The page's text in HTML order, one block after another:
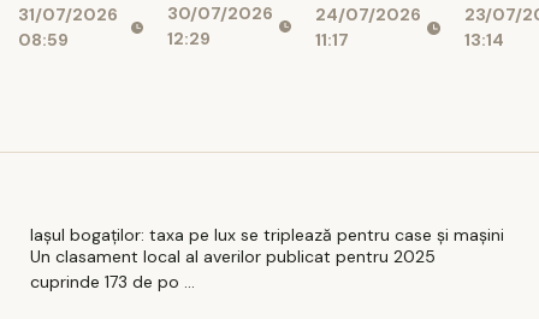
31/07/2026
08:59
vară
30/07/2026
12:29
gata rapid
24/07/2026
11:17
23/07/
13:14
Iașul bogaților: taxa pe lux se triplează pentru case și mașini
Un clasament local al averilor publicat pentru 2025
cuprinde 173 de po ...